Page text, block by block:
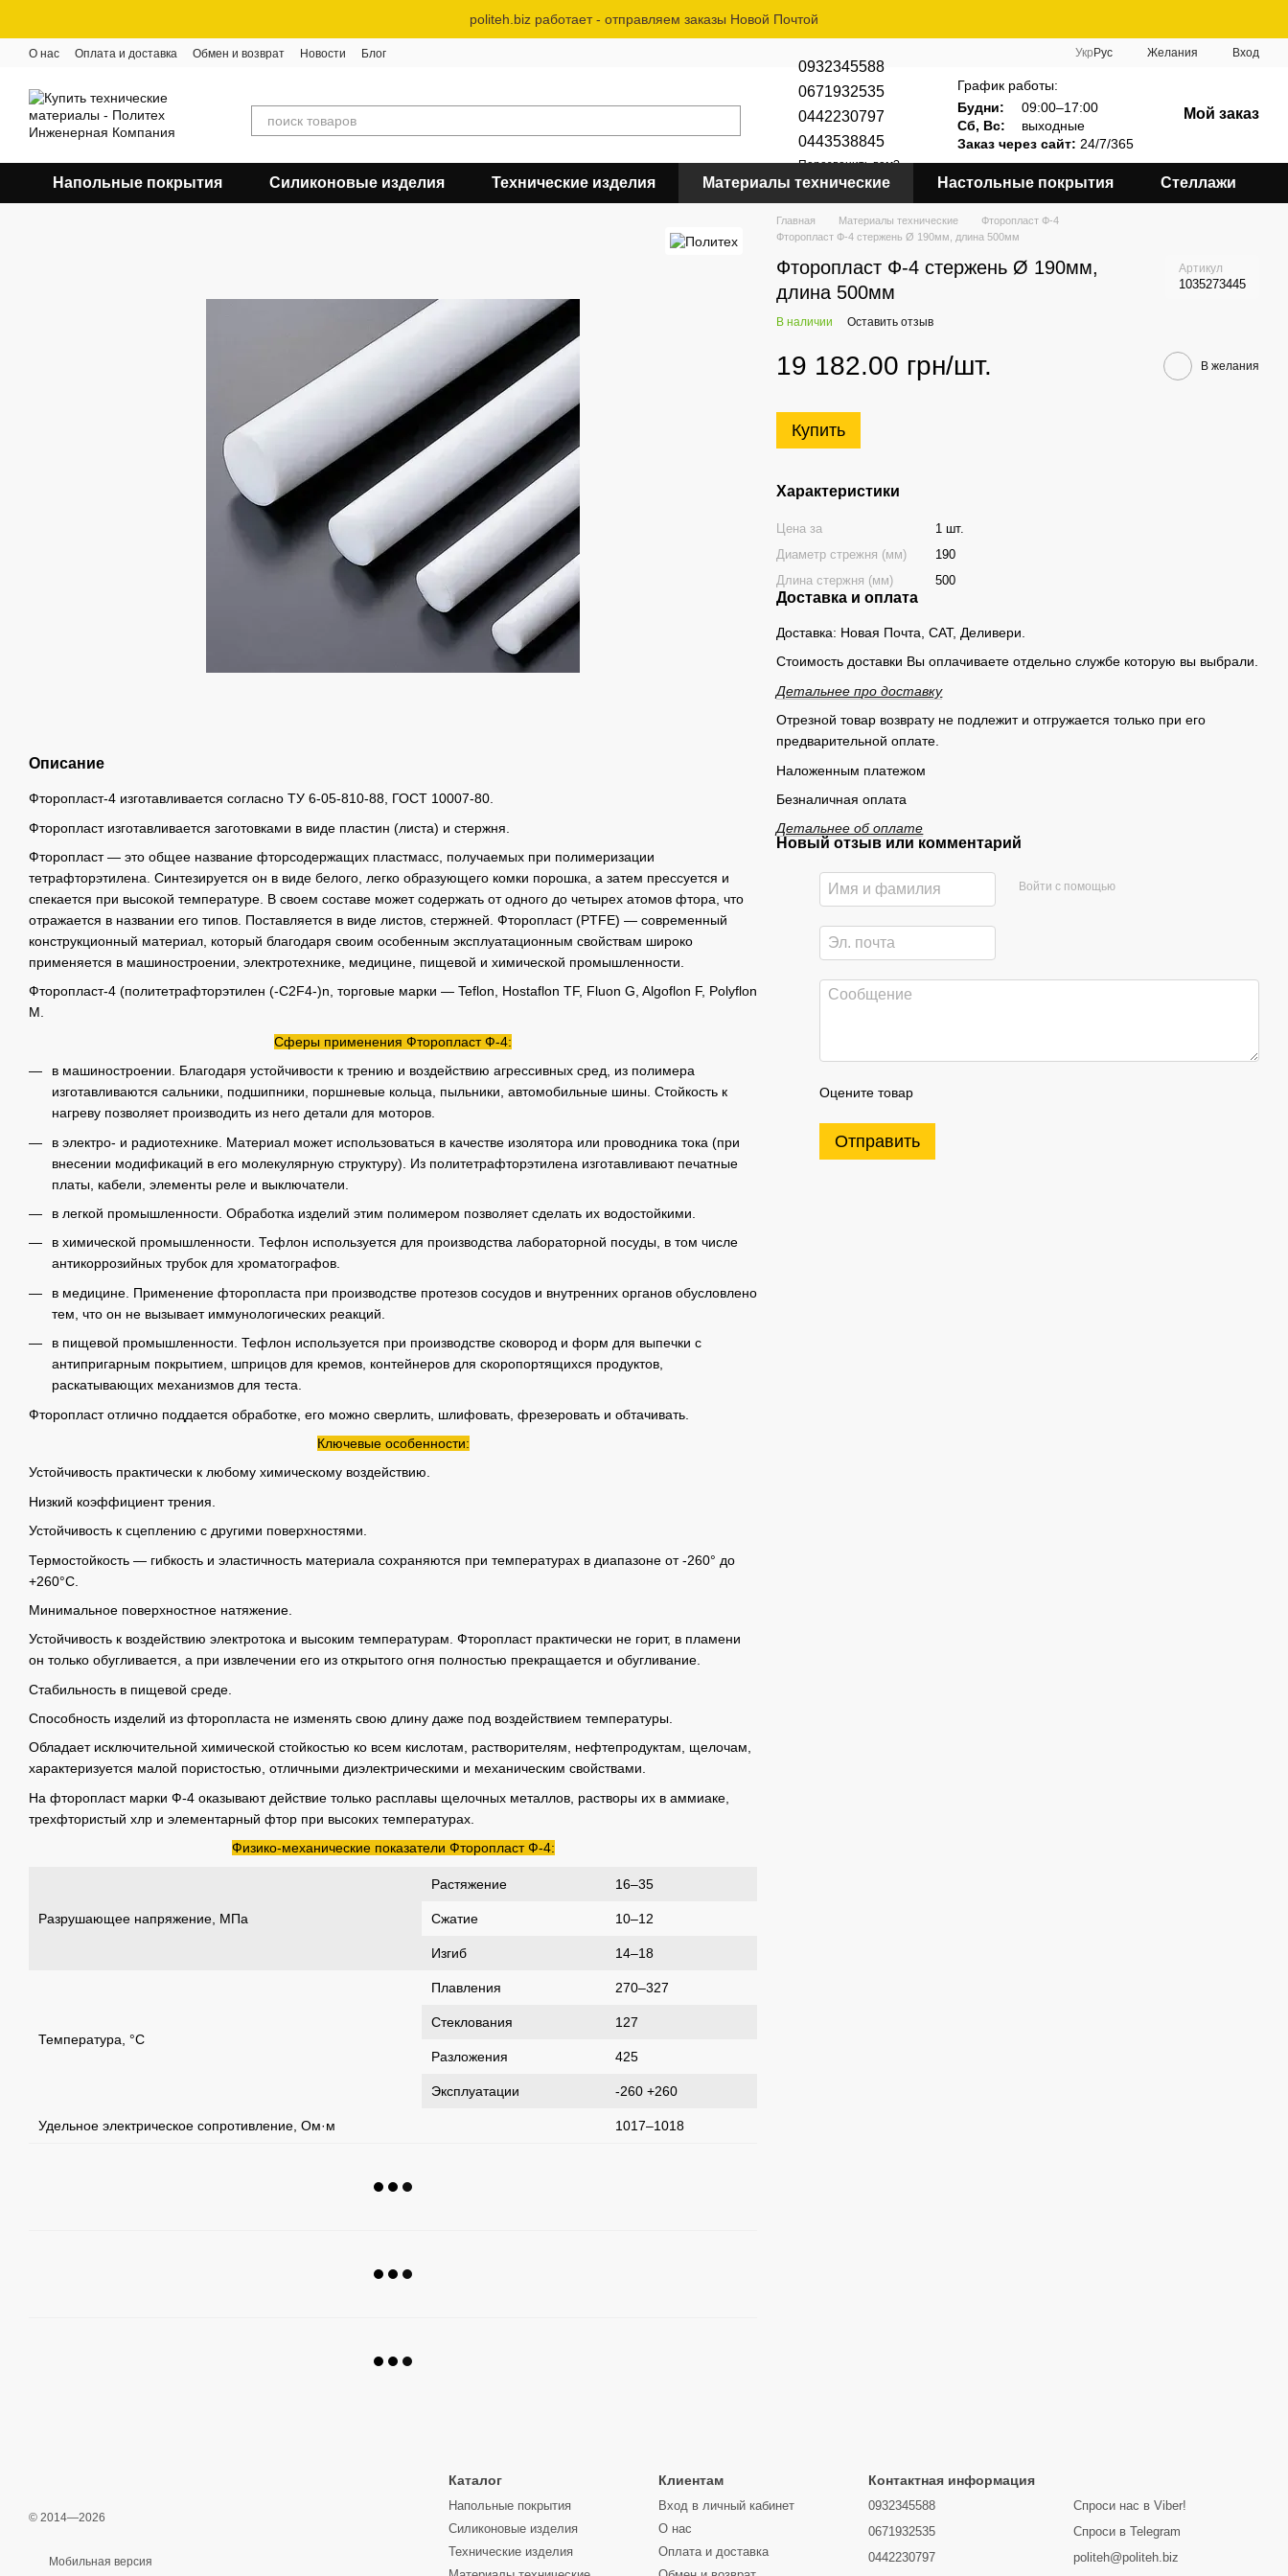
politeh.biz работает - отправляем заказы Новой Почтой
О нас Оплата и доставка Обмен и возврат Новости Блог Укр Рус Желания Вход
0932345588
0671932535
0442230797
0443538845
Перезвонить вам?
График работы:
Будни:
09:00–17:00
Сб, Вс:
выходные
Заказ через сайт: 24/7/365
Мой заказ
Напольные покрытия Силиконовые изделия Технические изделия Материалы технические Настольные покрытия Стеллажи
Описание
Фторопласт-4 изготавливается согласно ТУ 6-05-810-88, ГОСТ 10007-80.
Фторопласт изготавливается заготовками в виде пластин (листа) и стержня.
Фторопласт — это общее название фторсодержащих пластмасс, получаемых при полимеризации
тетрафторэтилена. Синтезируется он в виде белого, легко образующего комки порошка, а затем прессуется и
спекается при высокой температуре. В своем составе может содержать от одного до четырех атомов фтора, что
отражается в названии его типов. Поставляется в виде листов, стержней. Фторопласт (PTFE) — современный
конструкционный материал, который благодаря своим особенным эксплуатационным свойствам широко
применяется в машиностроении, электротехнике, медицине, пищевой и химической промышленности.
Фторопласт-4 (политетрафторэтилен (-C2F4-)n, торговые марки — Teflon, Hostaflon TF, Fluon G, Algoflon F, Polyflon
M.
Сферы применения Фторопласт Ф-4:
в машиностроении. Благодаря устойчивости к трению и воздействию агрессивных сред, из полимера
изготавливаются сальники, подшипники, поршневые кольца, пыльники, автомобильные шины. Стойкость к
нагреву позволяет производить из него детали для моторов.
в электро- и радиотехнике. Материал может использоваться в качестве изолятора или проводника тока (при
внесении модификаций в его молекулярную структуру). Из политетрафторэтилена изготавливают печатные
платы, кабели, элементы реле и выключатели.
в легкой промышленности. Обработка изделий этим полимером позволяет сделать их водостойкими.
в химической промышленности. Тефлон используется для производства лабораторной посуды, в том числе
антикоррозийных трубок для хроматографов.
в медицине. Применение фторопласта при производстве протезов сосудов и внутренних органов обусловлено
тем, что он не вызывает иммунологических реакций.
в пищевой промышленности. Тефлон используется при производстве сковород и форм для выпечки с
антипригарным покрытием, шприцов для кремов, контейнеров для скоропортящихся продуктов,
раскатывающих механизмов для теста.
Фторопласт отлично поддается обработке, его можно сверлить, шлифовать, фрезеровать и обтачивать.
Ключевые особенности:
Устойчивость практически к любому химическому воздействию.
Низкий коэффициент трения.
Устойчивость к сцеплению с другими поверхностями.
Термостойкость — гибкость и эластичность материала сохраняются при температурах в диапазоне от -260° до
+260°С.
Минимальное поверхностное натяжение.
Устойчивость к воздействию электротока и высоким температурам. Фторопласт практически не горит, в пламени
он только обугливается, а при извлечении его из открытого огня полностью прекращается и обугливание.
Стабильность в пищевой среде.
Способность изделий из фторопласта не изменять свою длину даже под воздействием температуры.
Обладает исключительной химической стойкостью ко всем кислотам, растворителям, нефтепродуктам, щелочам,
характеризуется малой пористостью, отличными диэлектрическими и механическим свойствами.
На фторопласт марки Ф-4 оказывают действие только расплавы щелочных металлов, растворы их в аммиаке,
трехфтористый хлр и элементарный фтор при высоких температурах.
Физико-механические показатели Фторопласт Ф-4:
Разрушающее напряжение, МПа
Растяжение 16–35
Сжатие 10–12
Изгиб 14–18
Температура, °С
Плавления 270–327
Стеклования 127
Разложения 425
Эксплуатации -260 +260
Удельное электрическое сопротивление, Ом·м 1017–1018
Главная Материалы технические
Фторопласт Ф-4
Фторопласт Ф-4 стержень Ø 190мм, длина 500мм
Фторопласт Ф-4 стержень Ø 190мм,
длина 500мм
Артикул
1035273445
В наличии Оставить отзыв
19 182.00 грн/шт. В желания
Купить
Характеристики
Цена за
1 шт.
Диаметр стрежня (мм)
190
Длина стержня (мм)
500
Доставка и оплата
Доставка: Новая Почта, САТ, Деливери.
Стоимость доставки Вы оплачиваете отдельно службе которую вы выбрали.
Детальнее про доставку
Отрезной товар возврату не подлежит и отгружается только при его
предварительной оплате.
Наложенным платежом
Безналичная оплата
Детальнее об оплате
Новый отзыв или комментарий
Войти с помощью
Оцените товар
Отправить
© 2014—2026
Мобильная версия
Каталог
Напольные покрытия
Силиконовые изделия
Технические изделия
Клиентам
Вход в личный кабинет
О нас
Оплата и доставка
Контактная информация
0932345588
0671932535
0442230797
Спроси нас в Viber!
Спроси в Telegram
politeh@politeh.biz